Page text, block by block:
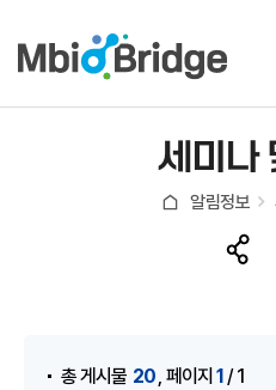
세미나
알림정보
총 게시물 20 ,페이지1/ 1